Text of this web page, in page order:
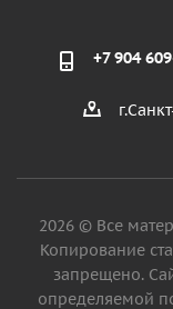
+7 904
2026 © Все
Копирование
запрещено.
определяемой